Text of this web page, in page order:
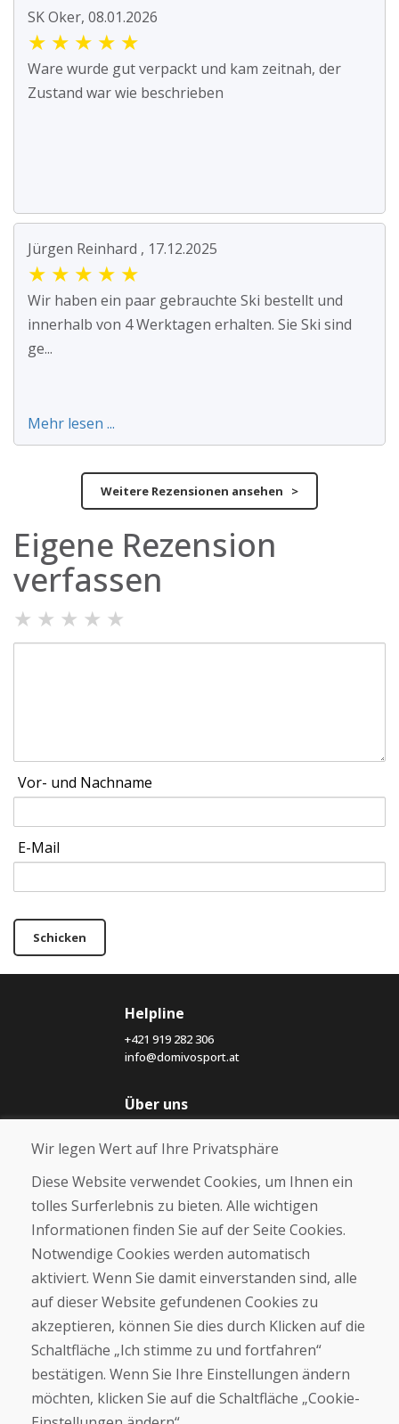
SK Oker, 08.01.2026
★ ★ ★ ★ ★
Ware wurde gut verpackt und kam zeitnah, der
Zustand war wie beschrieben
Jürgen Reinhard , 17.12.2025
★ ★ ★ ★ ★
Wir haben ein paar gebrauchte Ski bestellt und
innerhalb von 4 Werktagen erhalten. Sie Ski sind
ge...
Mehr lesen ...
Weitere Rezensionen ansehen >
Eigene Rezension
verfassen
★ ★ ★ ★ ★
Vor- und Nachname
E-Mail
Schicken
Helpline
+421 919 282 306
info@domivosport.at
Über uns
Über uns
Kontakt
Kaufen
E-Shop
Geschäftsbedingungen
Zahlung
Beschwerde
Rückgabe und Umtausch von Waren
Cookies
Wir legen Wert auf Ihre Privatsphäre
Diese Website verwendet Cookies, um Ihnen ein
tolles Surferlebnis zu bieten. Alle wichtigen
Informationen finden Sie auf der Seite Cookies.
Notwendige Cookies werden automatisch
aktiviert. Wenn Sie damit einverstanden sind, alle
auf dieser Website gefundenen Cookies zu
akzeptieren, können Sie dies durch Klicken auf die
Schaltfläche „Ich stimme zu und fortfahren“
bestätigen. Wenn Sie Ihre Einstellungen ändern
möchten, klicken Sie auf die Schaltfläche „Cookie-